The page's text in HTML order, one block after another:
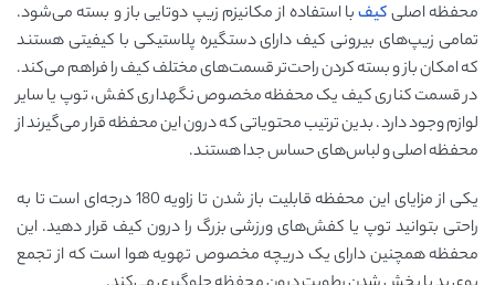
محفظه اصلیکیفبا استفاده از مکانیزم زیپ دوتایی باز و بسته می‌شود.
تمامی‌ زیپ‌های بیرونی کیف دارای دستگیره پلاستیکی با کیفیتی هستند
که امکان باز و بسته کردن راحت‌تر قسمت‌های مختلف کیف را فراهم می‌کند.
در قسمت کناری کیف یک محفظه مخصوص نگهداری کفش، توپ یا سایر
لوازم وجود دارد. بدین ترتیب محتویاتی که درون این محفظه قرار می‌گیرند از
محفظه اصلی و لباس‌های حساس جدا هستند.
یکی از مزایای این محفظه قابلیت باز شدن تا زاویه 180 درجه‌ای است تا به
راحتی بتوانید توپ یا کفش‌های ورزشی بزرگ را درون کیف قرار دهید. این
محفظه همچنین دارای یک دریچه مخصوص تهویه هوا است که از تجمع